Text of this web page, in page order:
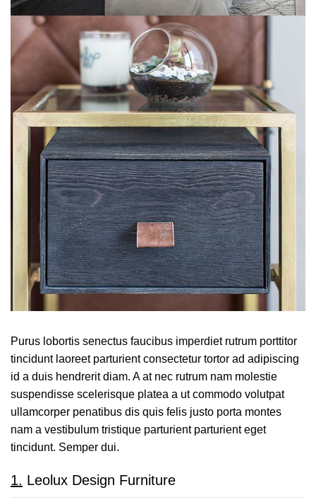
Purus lobortis senectus faucibus imperdiet rutrum porttitor
tincidunt laoreet parturient consectetur tortor ad adipiscing
id a duis hendrerit diam. A at nec rutrum nam molestie
suspendisse scelerisque platea a ut commodo volutpat
ullamcorper penatibus dis quis felis justo porta montes
nam a vestibulum tristique parturient parturient eget
tincidunt. Semper dui.
1. Leolux Design Furniture